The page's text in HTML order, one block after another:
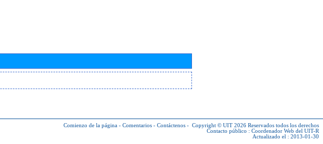
Comienzo de la página - Comentarios - Contáctenos - Copyright © UIT 2026 Reservados todos los derechos
Contacto público : Coordenador Web del UIT-R
Actualizado el : 2013-01-30